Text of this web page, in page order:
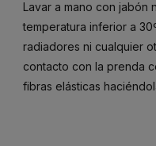
Lavar a mano con jabón
temperatura inferior a
radiadores ni cualquier
contacto con la prenda
fibras elásticas